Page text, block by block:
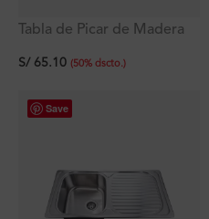
Tabla de Picar de Madera
S/ 65.10 (50% dscto.)
Save